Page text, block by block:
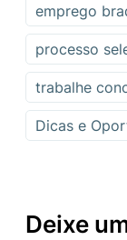
emprego
processo
trabalhe
Dicas e
Deixe